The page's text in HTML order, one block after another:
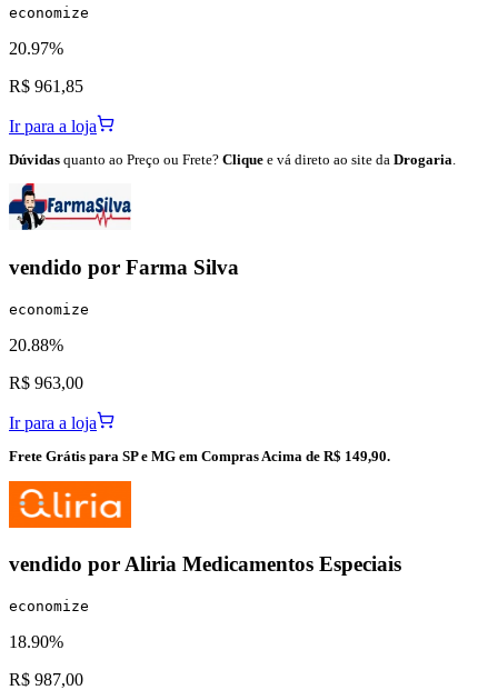
economize
20.97%
R$ 961,85
Ir para a loja
Dúvidas quanto ao Preço ou Frete? Clique e vá direto ao site da Drogaria.
vendido por Farma Silva
economize
20.88%
R$ 963,00
Ir para a loja
Frete Grátis para SP e MG em Compras Acima de R$ 149,90.
vendido porAliria Medicamentos Especiais
economize
18.90%
R$ 987,00